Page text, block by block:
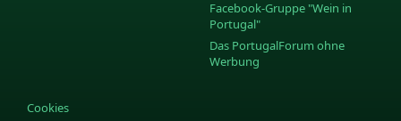
Facebook-Gruppe "Wein in
Portugal"
Das PortugalForum ohne
Werbung
Cookies